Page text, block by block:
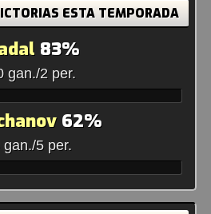
ESTA TEMPORADA
83%
gan./2 per.
62%
gan./5 per.